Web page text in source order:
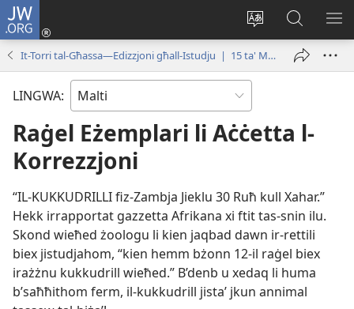
JW.ORG
Biddel
il-
lingwa
Illoggja
(opens
Fittex
f’JW.ORG
It-Torri tal-Għassa—Edizzjoni għall-Istudju | 15 ta' Marzu 2000
LINGWA:
Raġel Eżemplari li Aċċetta l-
Korrezzjoni
“IL-​KUKKUDRILLI fiz-​Zambja Jieklu 30 Ruħ kull Xahar.”
Hekk irrapportat gazzetta Afrikana xi ftit tas-​snin ilu.
Skond wieħed żoologu li kien jaqbad dawn ir-​rettili
biex jistudjahom, “kien hemm bżonn 12-il raġel biex
irażżnu kukkudrill wieħed.” B’denb u xedaq li huma
b’saħħithom ferm, il-​kukkudrill jistaʼ jkun annimal